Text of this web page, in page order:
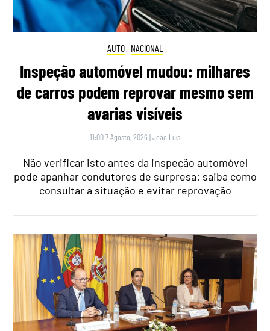
AUTO, NACIONAL
Inspeção automóvel mudou: milhares
de carros podem reprovar mesmo sem
avarias visíveis
11:00 7 Agosto, 2026 |João Luís
Não verificar isto antes da inspeção automóvel
pode apanhar condutores de surpresa: saiba como
consultar a situação e evitar reprovação